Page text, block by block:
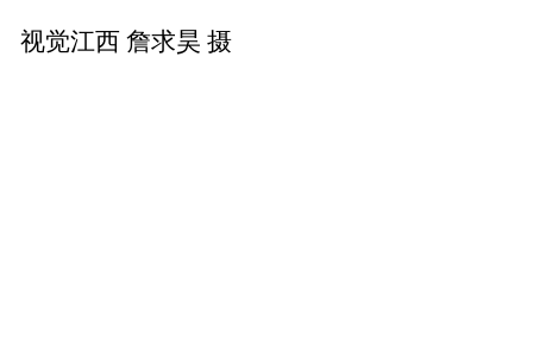
视觉江西 詹求昊 摄